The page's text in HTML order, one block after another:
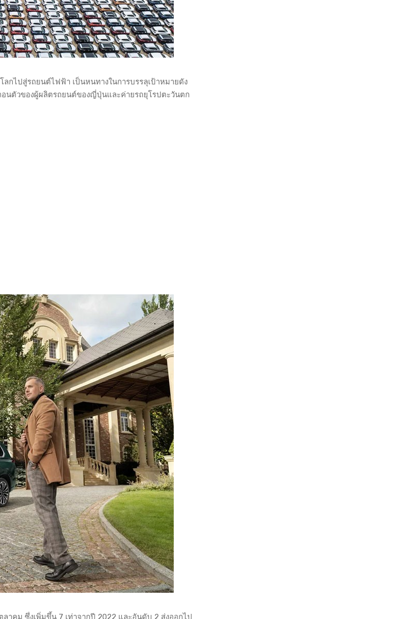
กไปสู่รถยนต์ไฟฟ้า เป็นหนทางในการบรรลุเป้าหมายดัง
อนตัวของผู้ผลิตรถยนต์ของญี่ปุ่นและค่ายรถยุโรปตะวันตก
าคม ซึ่งเพิ่มขึ้น 7 เท่าจากปี 2022 และอันดับ 2 ส่งออกไป